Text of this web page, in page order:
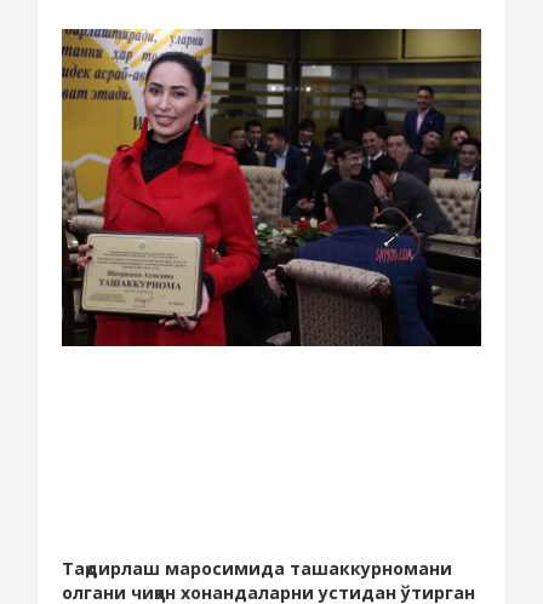
Тақдирлаш маросимида ташаккурномани
олгани чиққан хонандаларни устидан ўтирган